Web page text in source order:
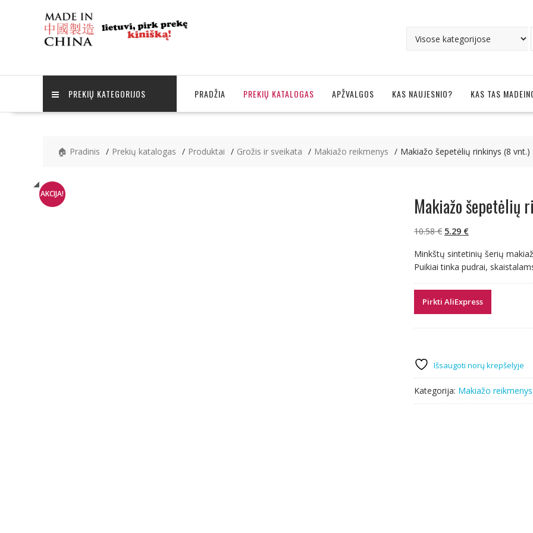
PREKIŲ KATEGORIJOS PRADŽIA PREKIŲ KATALOGAS APŽVALGOS KAS NAUJESNIO? KAS TAS
🏠 Pradinis Prekių katalogas Produktai Grožis ir sveikata Makiažo reikmenys Makiažo šepetėlių rinkinys (8 vnt.)
AKCIJA!
Makiažo šepetėlių
10.58€ Original
was:
10.58 €.
5.29 €Current
is:
5.29 €.
Minkštų sintetinių šerių
Puikiai tinka pudrai,
Pirkti AliExpress
Išsaugoti norų krepšelyje
Kategorija: Makiažo reikmenys